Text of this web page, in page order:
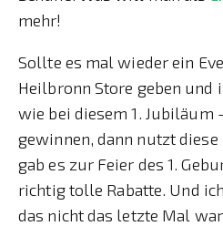
mehr!
Sollte es mal wieder ein
Heilbronn Store geben und
wie bei diesem 1. Jubiläum
gewinnen, dann nutzt
gab es zur Feier des 1.
richtig tolle Rabatte. Und
das nicht das letzte Mal